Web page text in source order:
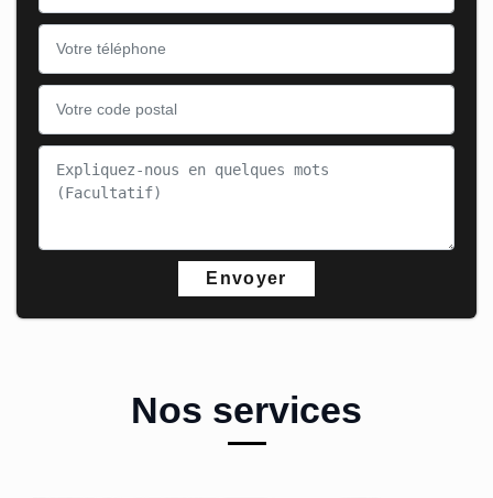
Nos services